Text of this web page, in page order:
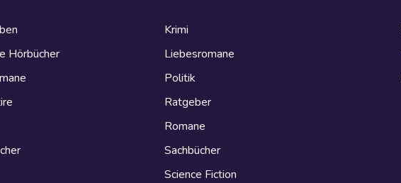
Hörbücher
Krimi
Liebesromane
Politik
Ratgeber
Romane
Sachbücher
Science Fiction